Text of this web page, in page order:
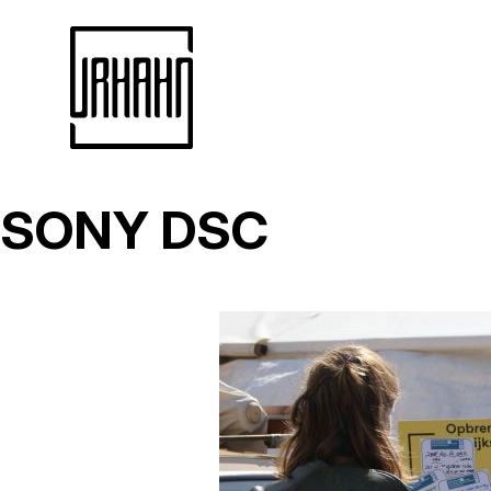
Naar
inhoud
SONY DSC